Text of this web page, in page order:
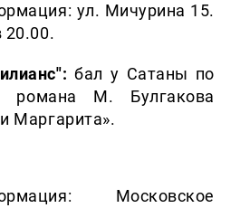
ул. Мичурина 15.
20.00.
бал у Сатаны по
романа М. Булгакова
Маргарита».
Московское